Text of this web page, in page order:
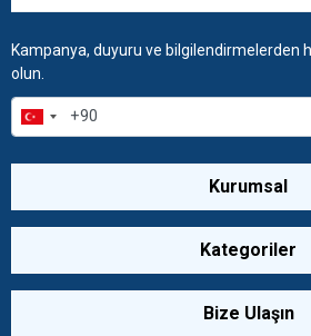
Kampanya, duyuru ve bilgilendirmelerden
olun.
Kurumsal
Kategoriler
Bize Ulaşın